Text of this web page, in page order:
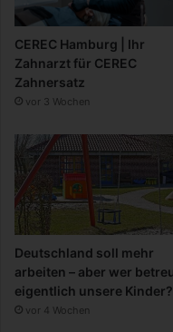
CEREC Hamburg | Ihr
Zahnarzt für CEREC
Zahnersatz
vor 3 Wochen
Deutschland soll mehr
arbeiten – aber wer
eigentlich unsere Kinder?
vor 4 Wochen